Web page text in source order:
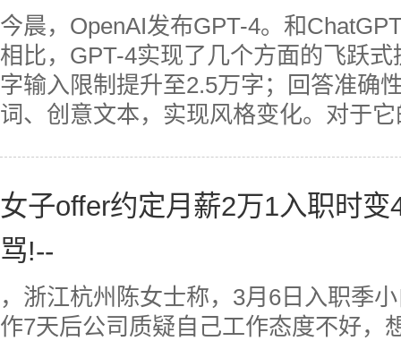
今晨，OpenAI发布GPT-4。和
相比，GPT-4实现了几个方面的飞跃
字输入限制提升至2.5万字；回答准确
词、创意文本，实现风格变化。对于
女子offer约定月薪2万1入职时
骂!--
，浙江杭州陈女士称，3月6日入职季
作7天后公司质疑自己工作态度不好，